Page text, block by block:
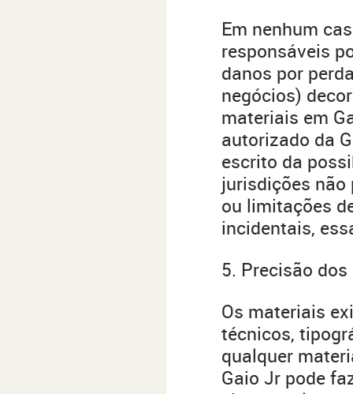
Em nenhum
responsáveis
danos por
negócios)
materiais em
autorizado da
escrito da
jurisdições
ou limitações
incidentais,
5. Precisão
Os materiais
técnicos,
qualquer
Gaio Jr pode